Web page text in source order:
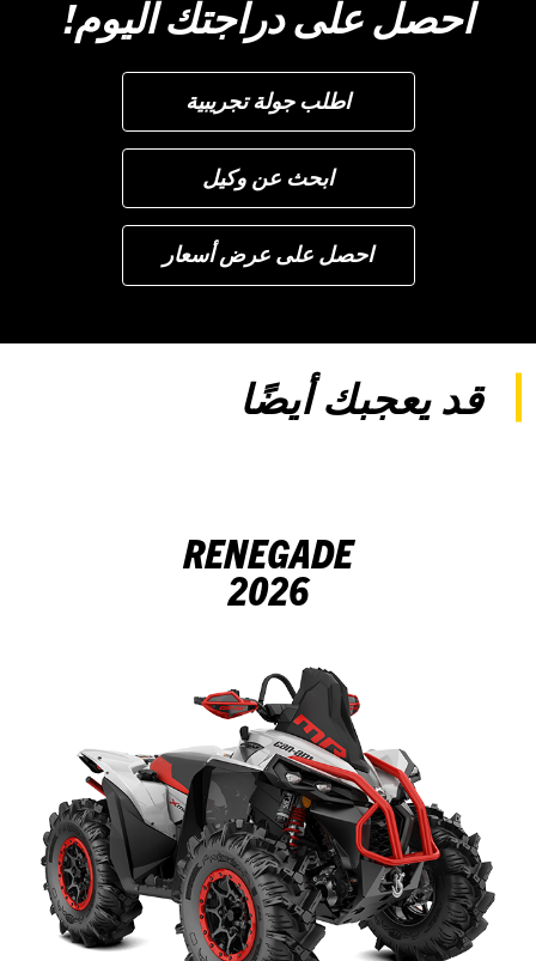
احصل على دراجتك اليوم!
اطلب جولة تجريبية
ابحث عن وكيل
احصل على عرض أسعار
قد يعجبك أيضًا
RENEGADE
2026